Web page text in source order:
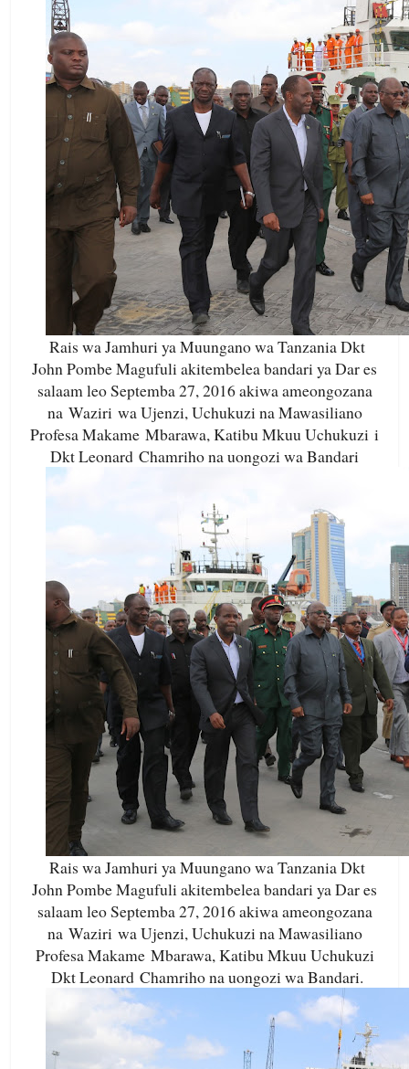
Rais wa Jamhuri ya Muungano wa Tanzania Dkt
John Pombe Magufuli akitembelea bandari ya Dar es
salaam leo Septemba 27, 2016 akiwa ameongozana
na Waziri wa Ujenzi, Uchukuzi na Mawasiliano
Profesa Makame Mbarawa, Katibu Mkuu Uchukuzi i
Dkt Leonard Chamriho na uongozi wa Bandari
Rais wa Jamhuri ya Muungano wa Tanzania Dkt
John Pombe Magufuli akitembelea bandari ya Dar es
salaam leo Septemba 27, 2016 akiwa ameongozana
na Waziri wa Ujenzi, Uchukuzi na Mawasiliano
Profesa Makame Mbarawa, Katibu Mkuu Uchukuzi
Dkt Leonard Chamriho na uongozi wa Bandari.